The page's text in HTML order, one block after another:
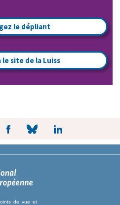
le dépliant
site de la Luiss
de vue et